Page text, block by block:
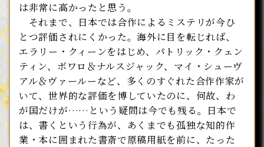
は非常に高かったと思う。
それまで、日本では合作によるミステリが今ひ
とつ評価されにくかった。海外に目を転じれば、
エラリー・クィーンをはじめ、パトリック・クェン
ティン、ボワロ＆ナルスジャック、マイ・シューヴ
アル＆ヴァールーなど、多くのすぐれた合作作家が
いて、世界的な評価を博していたのに、何故、わ
が国だけが……という疑問は今でも残る。日本で
は、書くという行為が、あくまでも孤独な知的作
業・本に囲まれた書斎で原稿用紙を前に、たった